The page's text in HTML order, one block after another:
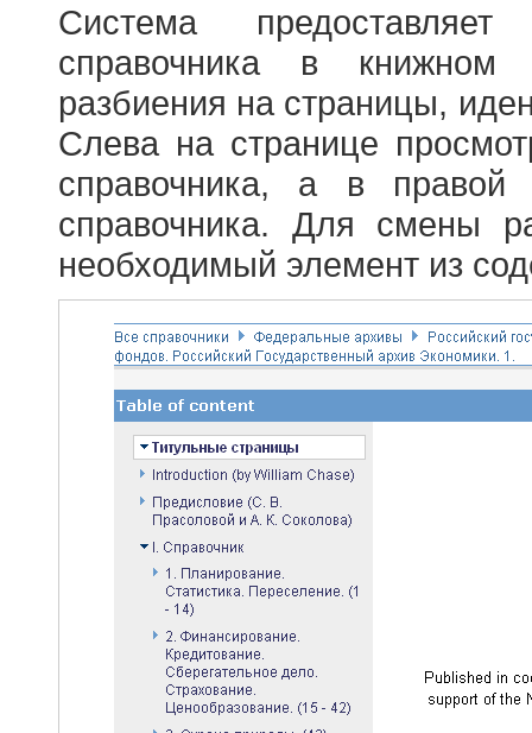
Система
справочника в
разбиения на страницы,
Слева на странице
справочника, а в правой
справочника. Для смены
необходимый элемент из